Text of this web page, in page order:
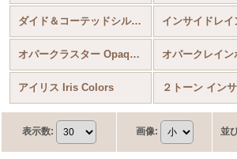
ダイド＆コーテッドシルバー Dyed Colors ＆ Coated Silver Colors
オパークラスター Opaque Colors Lustered
アイリス Iris Colors
表示数: 画像: 並